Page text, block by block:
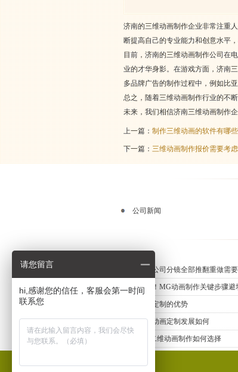
济南的三维动画制作企业非常注重
断提高自己的专业能力和创意水平
目前，济南的三维动画制作公司在
业的才华身影。在游戏方面，济南
多品牌广告的制作过程中，例如比
总之，随着三维动画制作行业的不
未来，我们相信济南三维动画制作
上一篇：制作三维动画的软件有哪
下一篇：三维动画制作报价需要考
公司新闻
动画制作公司分镜全部推翻重做需
新手必知！MG动画制作关键步骤避
三维动画定制的优势
上海三维动画定制发展如何
专业MG二维动画制作如何选择
请您留言
hi,感谢您的信任，客服会第一时间
联系您